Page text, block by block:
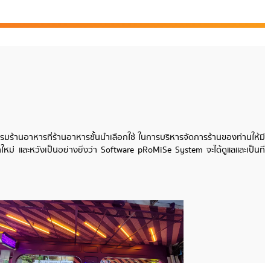
มร้านอาหารที่ร้านอาหารชั้นนำเลือกใช้ ในการบริหารจัดการร้านของท่านให้มี
และหวังเป็นอย่างยิ่งว่า Software pRoMiSe System จะได้ดูแลและเป็นที่